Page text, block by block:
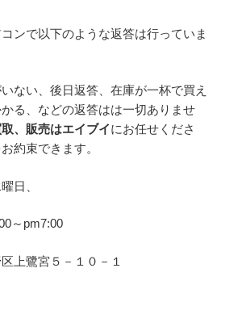
ンで以下のような返答は行っていま
ない、後日返答、在庫が一杯で買え
る、などの返答はは一切ありませ
、販売はエイブイにお任せくださ
約束できます。
日、
～pm7:00
上鷺宮５－１０－１